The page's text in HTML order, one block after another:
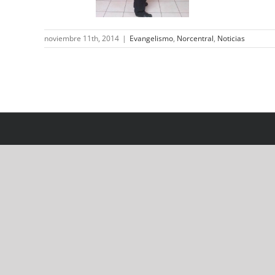
noviembre 11th, 2014 | Evangelismo, Norcentral, Noticias